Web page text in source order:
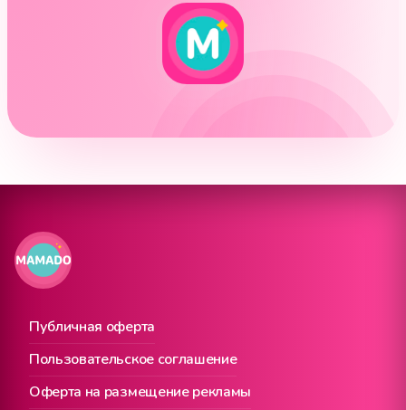
Публичная оферта
Пользовательское соглашение
Оферта на размещение рекламы